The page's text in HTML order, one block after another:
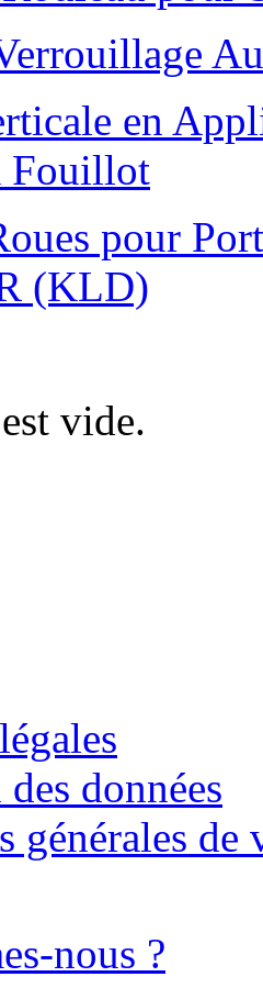
en
Fouillot
pour
(KLD)
vide.
données
générales de
nous ?